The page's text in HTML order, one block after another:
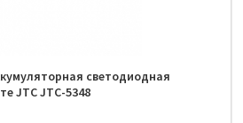
светодиодная
JTC JTC-5348